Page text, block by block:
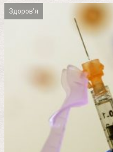
Здоров'я